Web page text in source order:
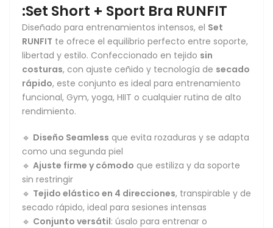
:Set Short + Sport Bra RUNFIT
Diseñado para entrenamientos intensos, el Set
RUNFIT te ofrece el equilibrio perfecto entre soporte,
libertad y estilo. Confeccionado en tejido sin
costuras, con ajuste ceñido y tecnología de secado
rápido, este conjunto es ideal para entrenamiento
funcional, Gym, yoga, HIIT o cualquier rutina de alto
rendimiento.
🔹 Diseño Seamless que evita rozaduras y se adapta
como una segunda piel
🔹 Ajuste firme y cómodo que estiliza y da soporte
sin restringir
🔹 Tejido elástico en 4 direcciones, transpirable y de
secado rápido, ideal para sesiones intensas
🔹 Conjunto versátil: úsalo para entrenar o